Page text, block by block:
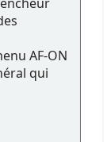
AF-ON
qui